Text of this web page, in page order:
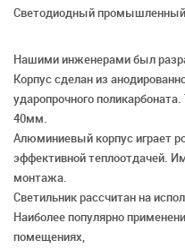
Светодиодный промышленный
Нашими инженерами был
Корпус сделан из
ударопрочного
40мм.
Алюминиевый корпус играет
эффективной теплоотдачей.
монтажа.
Светильник рассчитан на
Наиболее популярно
помещениях,